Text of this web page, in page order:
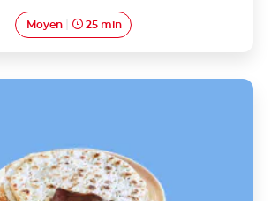
Moyen 25 min